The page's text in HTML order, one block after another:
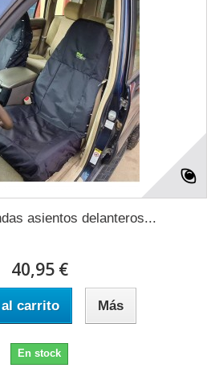
asientos delanteros...
40,95 €
carrito Más
En stock